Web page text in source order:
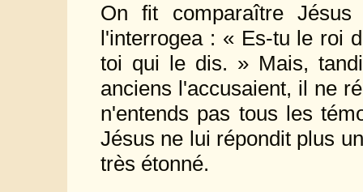
On fit comparaître
l'interrogea : « Es-tu le roi
toi qui le dis. » Mais,
anciens l'accusaient, il ne
n'entends pas tous les
Jésus ne lui répondit plus
très étonné.